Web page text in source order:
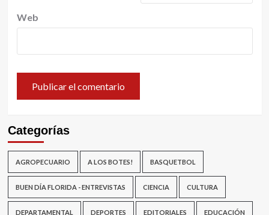
Web
Categorías
AGROPECUARIO A LOS BOTES! BASQUETBOL
BUEN DÍA FLORIDA - ENTREVISTAS CIENCIA CULTURA
DEPARTAMENTAL DEPORTES EDITORIALES EDUCACIÓN